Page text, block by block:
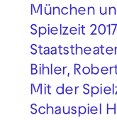
München
Spielzeit
Bihler,
Mit der
Schauspiel